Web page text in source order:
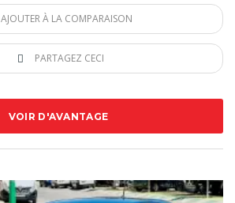
AJOUTER À LA COMPARAISON
PARTAGEZ CECI
VOIR D'AVANTAGE